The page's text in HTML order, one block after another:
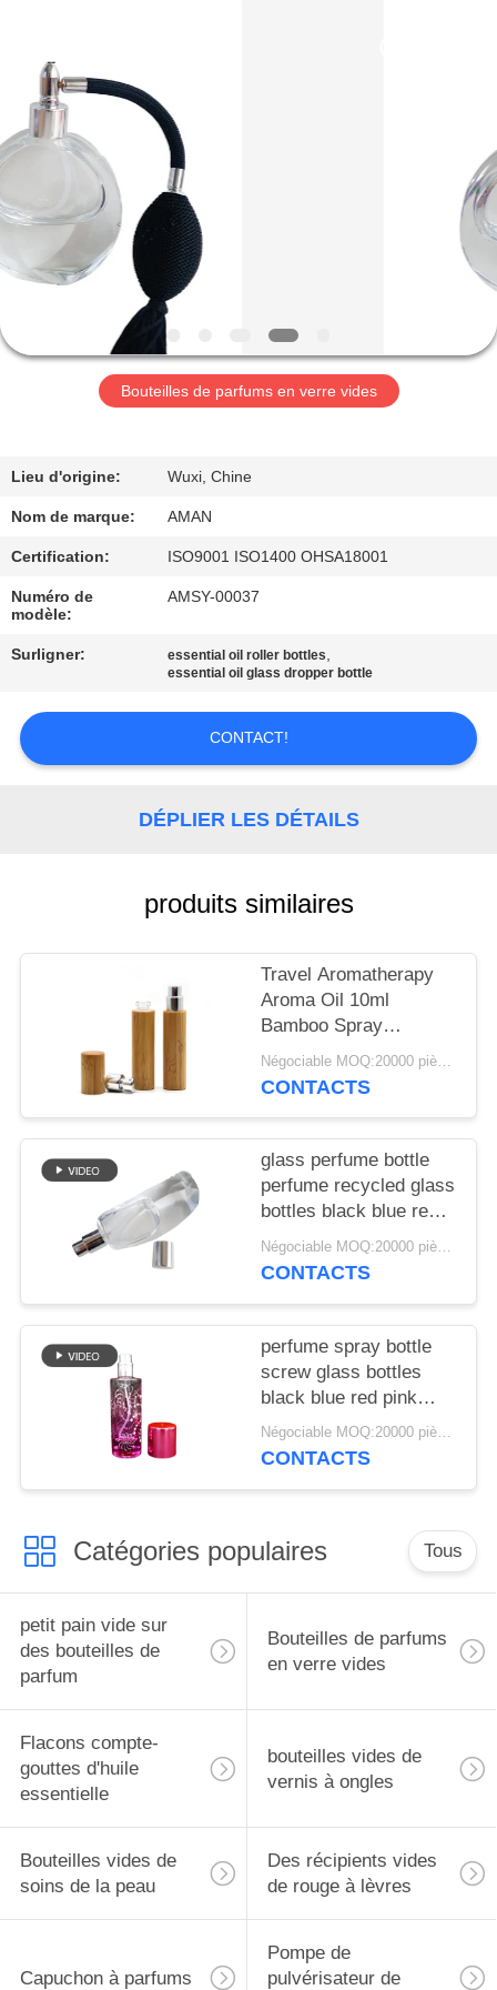
MAISON
PRODUITS
VIDÉOS
LE
SPECTACLE
À
PROPOS
DE
VISITE
L'USINE
CONTACTEZ-
NOUVELLES
DEMANDEZ
UN
DU
SITE
PRIVACY
POLICY
Reserved.
Developed
Bouteilles de parfums en verre vides
Lieu d'origine: Wuxi, Chine
Nom de marque: AMAN
Certification: ISO9001 ISO1400 OHSA18001
Numéro de
modèle:
AMSY-00037
Surligner: essential oil roller bottles,
essential oil glass dropper bottle
CONTACT!
DÉPLIER LES DÉTAILS
produits similaires
Travel Aromatherapy
Aroma Oil 10ml
Bamboo Spray
Perfume Bottle With
Screw Spray Cap
Négociable MOQ:20000 pièces
CONTACTS
glass perfume bottle
perfume recycled glass
bottles black blue red
pink green cap plastic
and metal
Négociable MOQ:20000 pièces
CONTACTS
perfume spray bottle
screw glass bottles
black blue red pink
green cap plastic and
metal
Négociable MOQ:20000 pièces
CONTACTS
Catégories populaires Tous
petit pain vide sur
des bouteilles de
parfum
Bouteilles de parfums
en verre vides
Flacons compte-
gouttes d'huile
essentielle
bouteilles vides de
vernis à ongles
Bouteilles vides de
soins de la peau
Des récipients vides
de rouge à lèvres
Capuchon à parfums
Pompe de
pulvérisateur de